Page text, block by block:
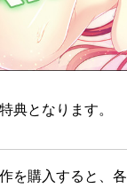
典となります。
を購入すると、